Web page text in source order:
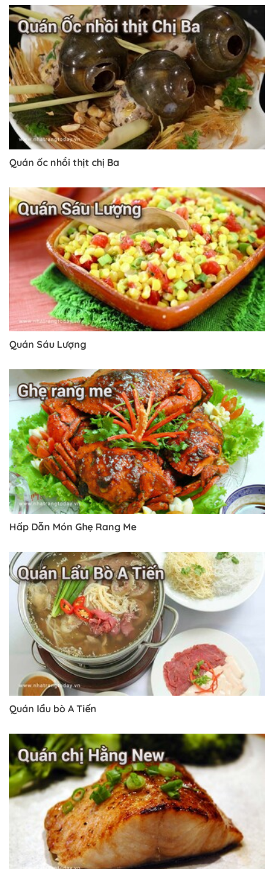
Trở về trang trước đó
Quán ốc nhồi thịt chị Ba
Quán Sáu Lượng
Hấp Dẫn Món Ghẹ Rang Me
Quán lẩu bò A Tiến